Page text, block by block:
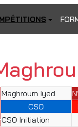
Maghroum Iyed
CSO
CSO Initiation